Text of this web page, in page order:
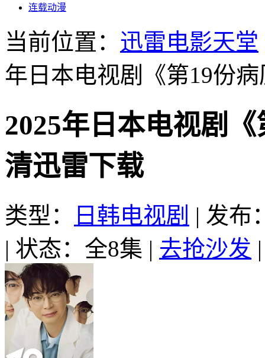
连载动漫
当前位置： 迅雷电影天堂
年日本电视剧《第19份
2025年日本电视剧
清迅雷下载
类型： 日韩电视剧 | 发布
| 状态：全8集 | 去抢沙发 |